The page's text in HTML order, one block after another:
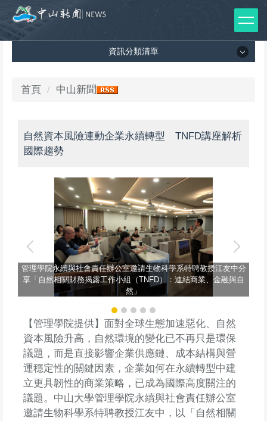
到
主
資訊分類清單
資訊分類清單
媒體報導
師生榮譽
首頁 中山新聞
自然資本風險連動企業永續轉型 TNFD講座解析
國際趨勢
管理學院永續與社會責任辦公室邀請生物科學系特聘教授江友中分
享「自然相關財務揭露工作小組（TNFD）：連結商業、金融與自
然」
【管理學院提供】面對全球生態加速惡化、自然
資本風險升高，自然環境的變化已不再只是環保
議題，而是直接影響企業供應鏈、成本結構與營
運穩定性的關鍵因素，企業如何在永續轉型中建
立更具韌性的商業策略，已成為國際高度關注的
議題。中山大學管理學院永續與社會責任辦公室
邀請生物科學系特聘教授江友中，以「自然相關